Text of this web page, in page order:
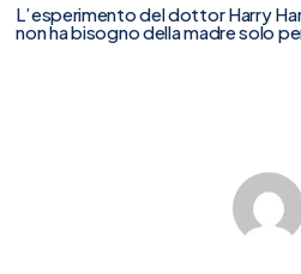
L’esperimento del dottor Harry
non ha bisogno della madre solo